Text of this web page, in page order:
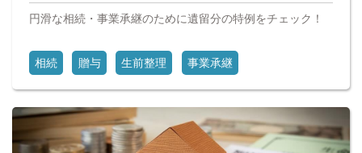
円滑な相続・事業承継のために遺留分の特例をチェック！
相続 贈与 生前整理 事業承継